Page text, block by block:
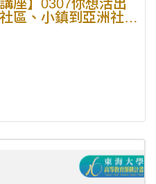
座】0307你想活出
區、小鎮到亞洲社會
(小鎮文創股份有限